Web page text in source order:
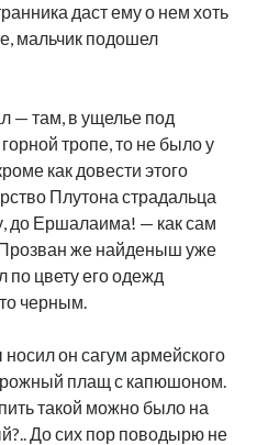
даст ему о нем хоть
мальчик подошел
— там, в ущелье под
тропе, то не было у
как довести этого
Плутона страдальца
до Ершалаима! — как сам
Прозван же найденыш уже
цвету его одежд
черным.
он сагум армейского
плащ с капюшоном.
такой можно было на
До сих пор поводырю не